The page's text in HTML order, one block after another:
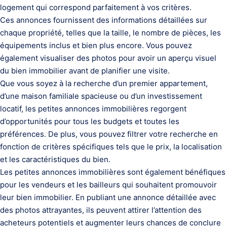
logement qui correspond parfaitement à vos critères.
Ces annonces fournissent des informations détaillées sur
chaque propriété, telles que la taille, le nombre de pièces, les
équipements inclus et bien plus encore. Vous pouvez
également visualiser des photos pour avoir un aperçu visuel
du bien immobilier avant de planifier une visite.
Que vous soyez à la recherche d’un premier appartement,
d’une maison familiale spacieuse ou d’un investissement
locatif, les petites annonces immobilières regorgent
d’opportunités pour tous les budgets et toutes les
préférences. De plus, vous pouvez filtrer votre recherche en
fonction de critères spécifiques tels que le prix, la localisation
et les caractéristiques du bien.
Les petites annonces immobilières sont également bénéfiques
pour les vendeurs et les bailleurs qui souhaitent promouvoir
leur bien immobilier. En publiant une annonce détaillée avec
des photos attrayantes, ils peuvent attirer l’attention des
acheteurs potentiels et augmenter leurs chances de conclure